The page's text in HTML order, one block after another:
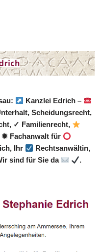
Kanzlei Edrich –
Scheidungsrecht,
✓ Familienrecht,
✹ Fachanwalt für
Ihr
Rechtsanwältin,
sind für Sie da .